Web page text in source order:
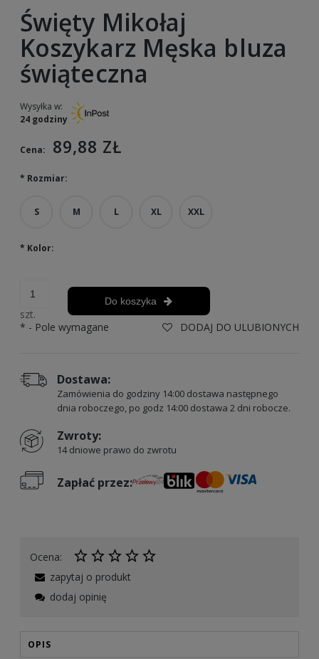
Święty Mikołaj
Koszykarz Męska bluza
świąteczna
Wysyłka w:
24 godziny
Cena: 89,88 ZŁ
* Rozmiar:
S M L XL XXL
* Kolor:
szt.
Do koszyka
DODAJ DO ULUBIONYCH
* - Pole wymagane
Dostawa:
Zamówienia do godziny 14:00 dostawa następnego
dnia roboczego, po godz 14:00 dostawa 2 dni robocze.
Zwroty:
14 dniowe prawo do zwrotu
Zapłać przez:
Ocena:
zapytaj o produkt
dodaj opinię
OPIS